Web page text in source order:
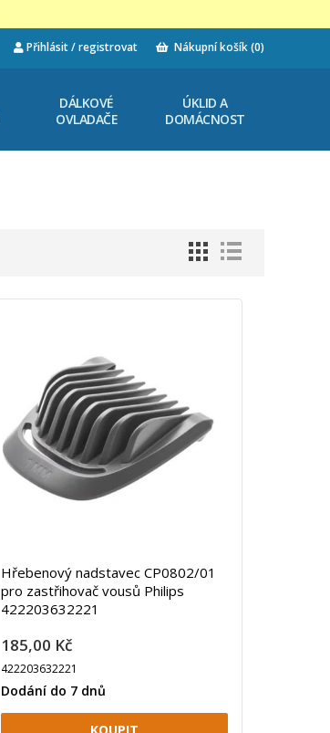
Přihlásit / registrovat Nákupní košík(0)
DÁLKOVÉ
OVLADAČE
ÚKLID A
DOMÁCNOST
Hřebenový nadstavec CP0802/01
pro zastřihovač vousů Philips
422203632221
185,00 Kč
422203632221
Dodání do 7 dnů